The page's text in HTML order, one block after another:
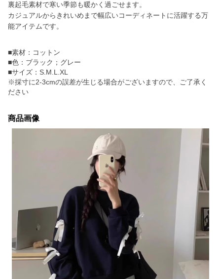
裏起毛素材で寒い季節も暖かく過ごせます。
カジュアルからきれいめまで幅広いコーディネートに活躍する万
能アイテムです。
■素材：コットン
■色：ブラック；グレー
■サイズ：S.M.L.XL
※採寸に2-3cmの誤差が生じる場合がございますので、ご了承く
ださい
商品画像